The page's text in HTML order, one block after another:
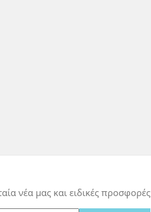
νέα μας και ειδικές προσφορές